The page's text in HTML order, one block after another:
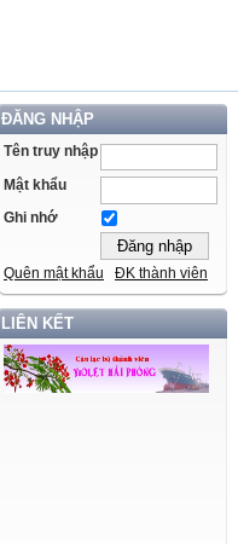
ĐĂNG NHẬP
Tên truy nhập
Mật khẩu
Ghi nhớ
Quên mật khẩu ĐK thành viên
LIÊN KẾT